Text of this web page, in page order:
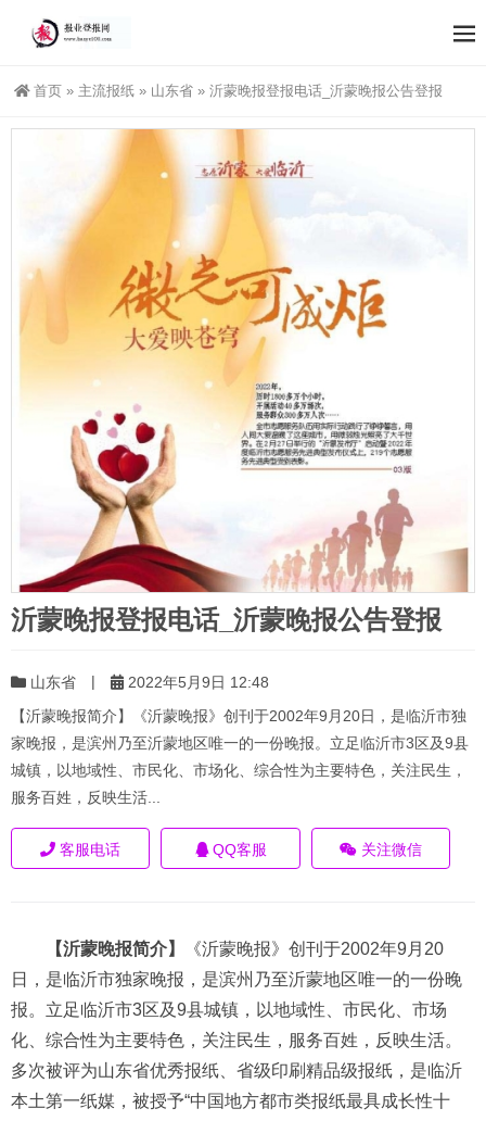
首页 » 主流报纸 » 山东省 » 沂蒙晚报登报电话_沂蒙晚报公告登报
沂蒙晚报登报电话_沂蒙晚报公告登报
山东省 |
2022年5月9日 12:48
【沂蒙晚报简介】《沂蒙晚报》创刊于2002年9月20日，是临沂市独
家晚报，是滨州乃至沂蒙地区唯一的一份晚报。立足临沂市3区及9县
城镇，以地域性、市民化、市场化、综合性为主要特色，关注民生，
服务百姓，反映生活...
客服电话 QQ客服 关注微信
【沂蒙晚报简介】
《沂蒙晚报》创刊于2002年9月20
日，是临沂市独家晚报，是滨州乃至沂蒙地区唯一的一份晚
报。立足临沂市3区及9县城镇，以地域性、市民化、市场
化、综合性为主要特色，关注民生，服务百姓，反映生活。
多次被评为山东省优秀报纸、省级印刷精品级报纸，是临沂
本土第一纸媒，被授予“中国地方都市类报纸最具成长性十